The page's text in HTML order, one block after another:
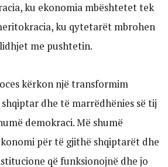
ku ekonomia mbështetet tek
ku qytetarët mbrohen
me pushtetin.
kërkon një transformim
dhe të marrëdhënies së tij
demokraci. Më shumë
për të gjithë shqiptarët dhe
që funksionojnë dhe jo